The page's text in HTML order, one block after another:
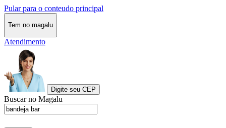
Pular para o conteudo principal
Tem no magalu
Atendimento
Digite seu CEP
Buscar no Magalu